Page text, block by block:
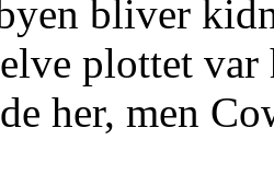
bliver
plottet var
her, men